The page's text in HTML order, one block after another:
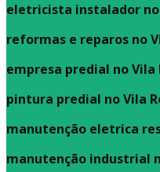
eletricista instalador no
reformas e reparos no
empresa predial no Vila
pintura predial no Vila
manutenção eletrica
manutenção industrial